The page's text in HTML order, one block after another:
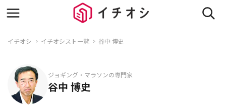
イチオシ イチオシスト一覧 谷中 博史
ジョギング・マラソンの専門家
谷中 博史